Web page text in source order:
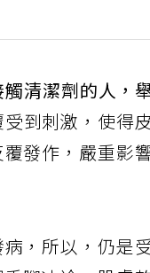
清潔劑的人，
到刺激，使得
發作，嚴重影
，所以，仍是